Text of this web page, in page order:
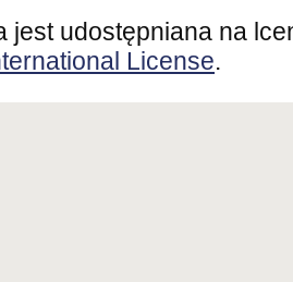
jest udostępniana na
License.